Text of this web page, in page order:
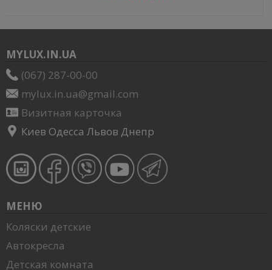
MYLUX.IN.UA
(067) 287-00-00
mylux.in.ua@gmail.com
Визитная карточка
Киев Одесса Львов Днепр
МЕНЮ
Коляски детские
Автокресла
Детская комната